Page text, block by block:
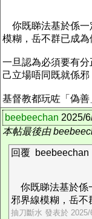
你既睇法基於係一
模糊，岳不群已成為
一旦認為必須要有
己立場唔同既就係邪
基督教都玩咗「偽善
beebeechan 2025/
本帖最後由
回覆 beebeechan
你既睇法基於係
邪界線模糊，岳不
抽刀斷水 發表於